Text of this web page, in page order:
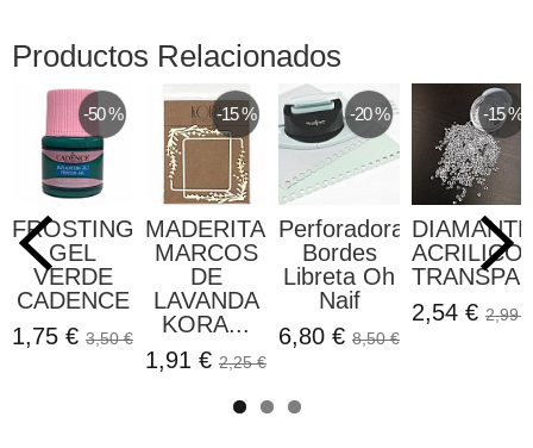
Productos Relacionados
-50 %
FROSTING
GEL
VERDE
CADENCE
1,75 € 3,50 €
-15 %
MADERITAS
MARCOS
DE
LAVANDA
KORA...
1,91 € 2,25 €
-20 %
Perforadora
Bordes
Libreta Oh
Naif
6,80 € 8,50 €
-15 %
2,54 € 2,99 €